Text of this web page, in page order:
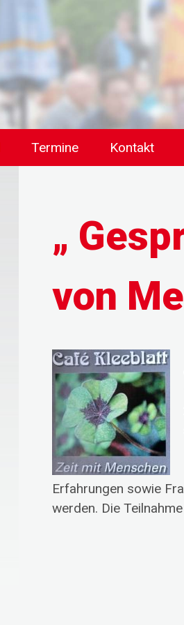
Termine Kontakt
„
von
Erfahrungen sowie
werden. Die